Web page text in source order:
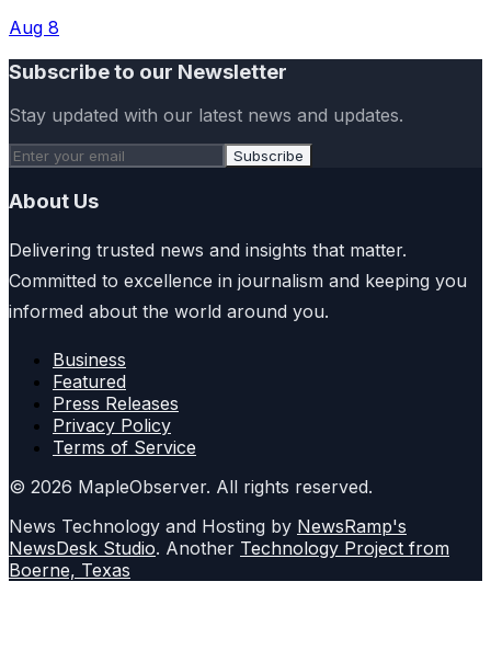
Aug 8
Subscribe to our Newsletter
Stay updated with our latest news and updates.
Subscribe
About Us
Delivering trusted news and insights that matter.
Committed to excellence in journalism and keeping you
informed about the world around you.
Business
Featured
Press Releases
Privacy Policy
Terms of Service
© 2026 MapleObserver. All rights reserved.
News Technology and Hosting by NewsRamp's
NewsDesk Studio. Another Technology Project from
Boerne, Texas